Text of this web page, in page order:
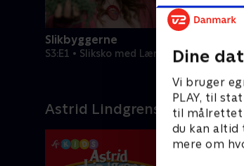
Dine
Vi bruger
PLAY, til
til målrettet
du kan altid
mere om
Slikbyggerne
S3:E1 • Sliksko med Lærke Sejer
Astrid Lindgrens